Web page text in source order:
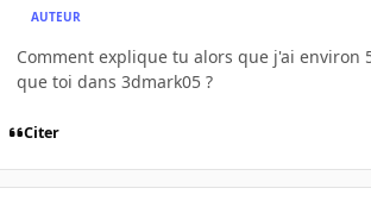
AUTEUR
Comment explique tu alors que j'ai environ
que toi dans 3dmark05 ?
Citer